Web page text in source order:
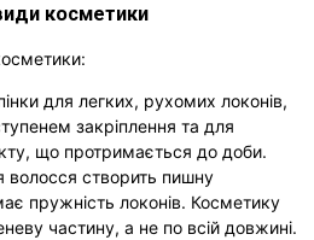
косметики
для легких, рухомих локонів,
закріплення та для
що протримається до доби.
волосся створить пишну
пружність локонів. Косметику
частину, а не по всій довжині.